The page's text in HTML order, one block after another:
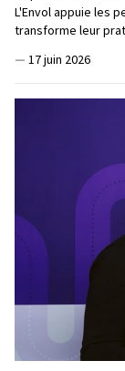
L'Envol appuie les
transforme leur
— 17 juin 2026